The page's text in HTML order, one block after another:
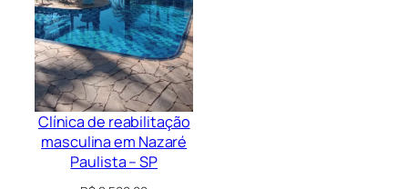
Clínica de reabilitação
masculina em Nazaré
Paulista – SP